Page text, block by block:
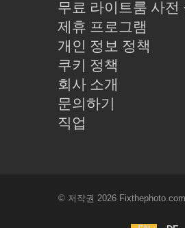
무료 라이트룸 사전
제휴 프로그램
개인 정보 정책
쿠키 정책
회사 소개
문의하기
직업
© 저작권 2026